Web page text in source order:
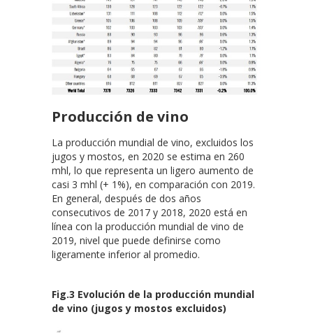
Producción de vino
La producción mundial de vino, excluidos los
jugos y mostos, en 2020 se estima en 260
mhl, lo que representa un ligero aumento de
casi 3 mhl (+ 1%), en comparación con 2019.
En general, después de dos años
consecutivos de 2017 y 2018, 2020 está en
línea con la producción mundial de vino de
2019, nivel que puede definirse como
ligeramente inferior al promedio.
Fig.3 Evolución de la producción mundial
de vino (jugos y mostos excluidos)